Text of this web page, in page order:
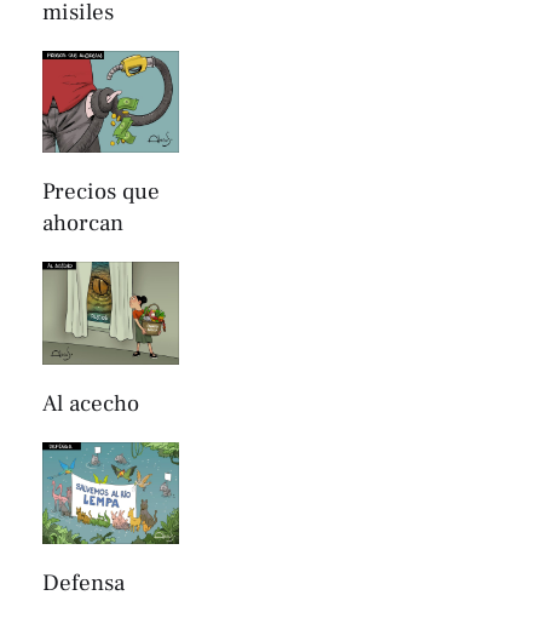
misiles
Precios que
ahorcan
Al acecho
Defensa